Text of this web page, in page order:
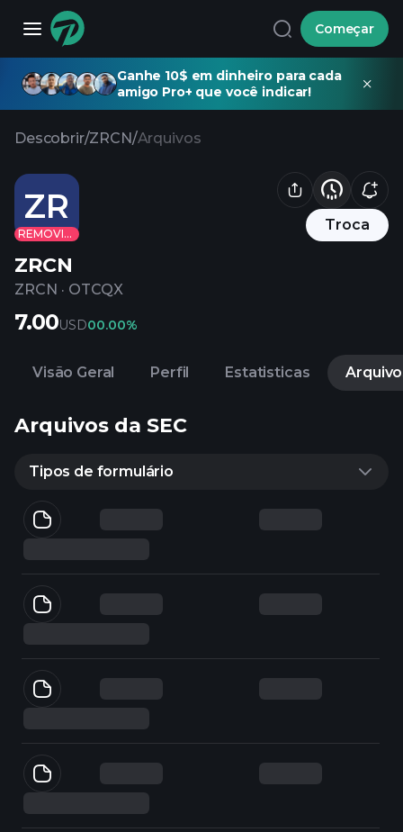
Começar
Ganhe 10$ em dinheiro para cada
amigo Pro+ que você indicar!
Descobrir/ZRCN/Arquivos
ZR
REMOVIDO
Troca
ZRCN
ZRCN · OTCQX
7.00USD00.00%
Visão Geral Perfil Estatisticas
Arquivos da SEC
Tipos de formulário